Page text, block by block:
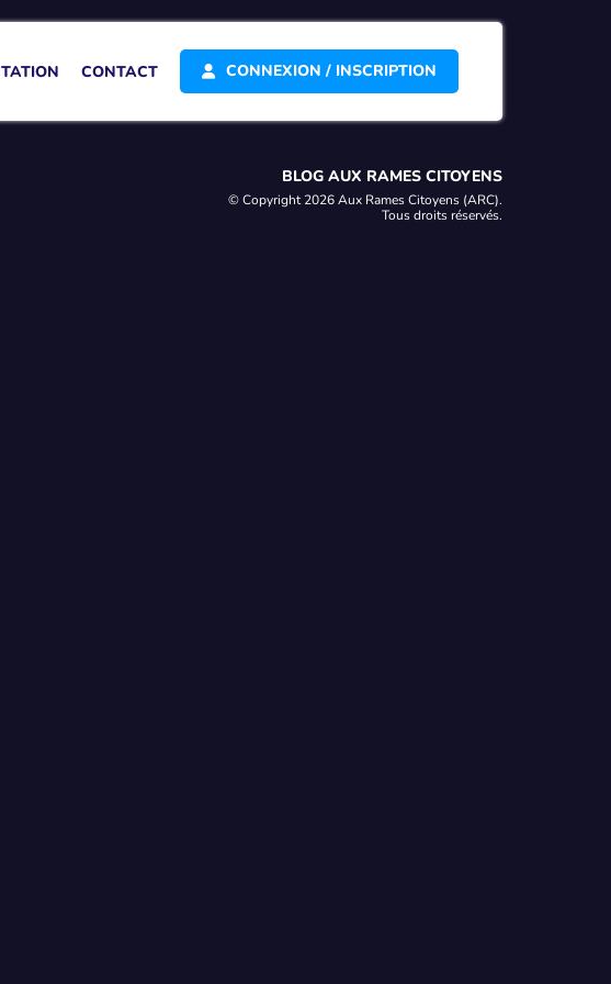
CONTACT CONNEXION / INSCRIPTION
BLOG AUX RAMES CITOYENS
© Copyright 2026 Aux Rames Citoyens (ARC).
Tous droits réservés.